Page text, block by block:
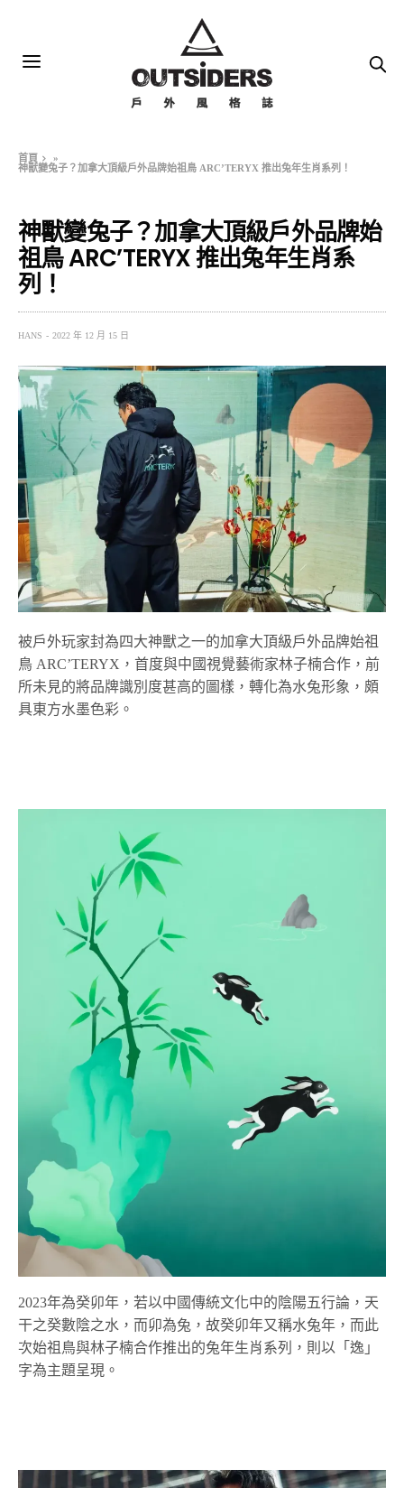
首頁
»
神獸變兔子？加拿大頂級戶外品牌始祖鳥 ARC’TERYX 推出兔年生肖系列！
神獸變兔子？加拿大頂級戶外品牌始
祖鳥 ARC’TERYX 推出兔年生肖系
列！
HANS 2022 年 12 月 15 日
被戶外玩家封為四大神獸之一的加拿大頂級戶外品牌始祖
鳥 ARC’TERYX，首度與中國視覺藝術家林子楠合作，前
所未見的將品牌識別度甚高的圖樣，轉化為水兔形象，頗
具東方水墨色彩。
2023年為癸卯年，若以中國傳統文化中的陰陽五行論，天
干之癸數陰之水，而卯為兔，故癸卯年又稱水兔年，而此
次始祖鳥與林子楠合作推出的兔年生肖系列，則以「逸」
字為主題呈現。